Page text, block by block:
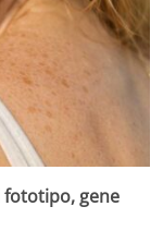
fototipo, gene